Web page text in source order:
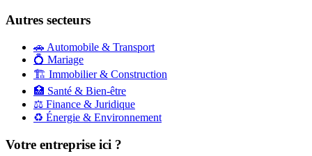
Autres secteurs
🚗 Automobile & Transport
💍 Mariage
🏗️ Immobilier & Construction
🏥 Santé & Bien-être
⚖️ Finance & Juridique
♻️ Énergie & Environnement
Votre entreprise ici ?